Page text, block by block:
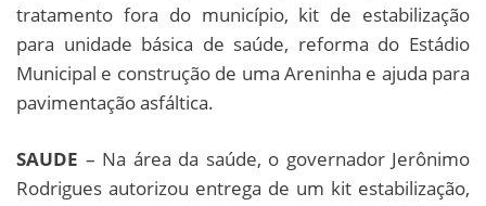
tratamento fora do município, kit de estabilização
para unidade básica de saúde, reforma do Estádio
Municipal e construção de uma Areninha e ajuda para
pavimentação asfáltica.
SAUDE – Na área da saúde, o governador Jerônimo
Rodrigues autorizou entrega de um kit estabilização,